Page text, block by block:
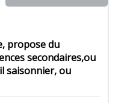
propose du
secondaires,ou
saisonnier, ou